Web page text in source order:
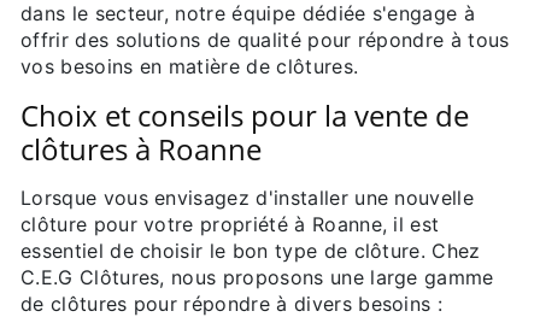
dans le secteur, notre équipe dédiée s'engage à
offrir des solutions de qualité pour répondre à tous
vos besoins en matière de clôtures.
Choix et conseils pour la vente de
clôtures à Roanne
Lorsque vous envisagez d'installer une nouvelle
clôture pour votre propriété à Roanne, il est
essentiel de choisir le bon type de clôture. Chez
C.E.G Clôtures, nous proposons une large gamme
de clôtures pour répondre à divers besoins :